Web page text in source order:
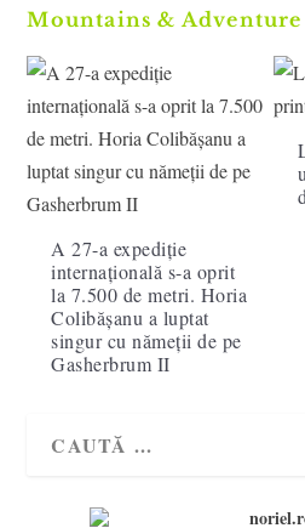
Mountains & Adventure
A 27-a expediție
internațională s-a oprit
la 7.500 de metri. Horia
Colibășanu a luptat
singur cu nămeții de pe
Gasherbrum II